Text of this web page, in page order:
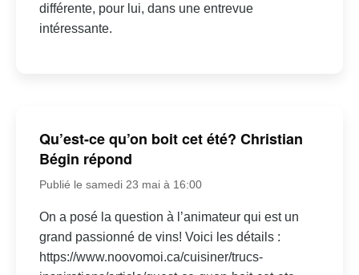
différente, pour lui, dans une entrevue
intéressante.
Qu’est-ce qu’on boit cet été? Christian
Bégin répond
Publié le samedi 23 mai à 16:00
On a posé la question à l’animateur qui est un
grand passionné de vins! Voici les détails :
https://www.noovomoi.ca/cuisiner/trucs-